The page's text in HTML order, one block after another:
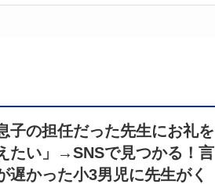
子の担任だった先生にお礼を
たい」→SNSで見つかる！言
遅かった小3男児に先生がく